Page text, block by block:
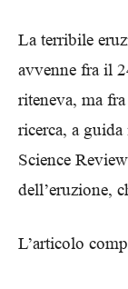
La terribile
avvenne fra il
riteneva, ma
ricerca, a
Science
dell’eruzione,
L’articolo